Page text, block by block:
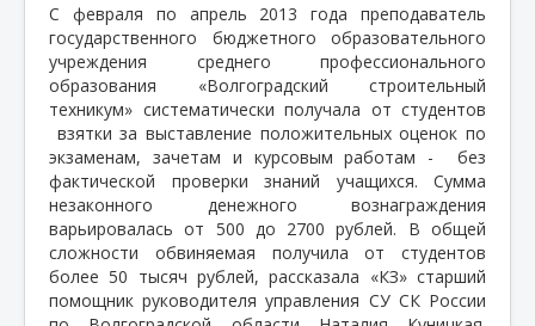
С февраля по апрель 2013 года преподаватель
государственного бюджетного образовательного
учреждения среднего профессионального
образования «Волгоградский строительный
техникум» систематически получала от студентов
взятки за выставление положительных оценок по
экзаменам, зачетам и курсовым работам -
без
фактической проверки знаний учащихся. Сумма
незаконного денежного вознаграждения
варьировалась от 500 до 2700 рублей. В общей
сложности обвиняемая получила от студентов
более 50 тысяч рублей, рассказала «КЗ» старший
помощник руководителя управления СУ СК России